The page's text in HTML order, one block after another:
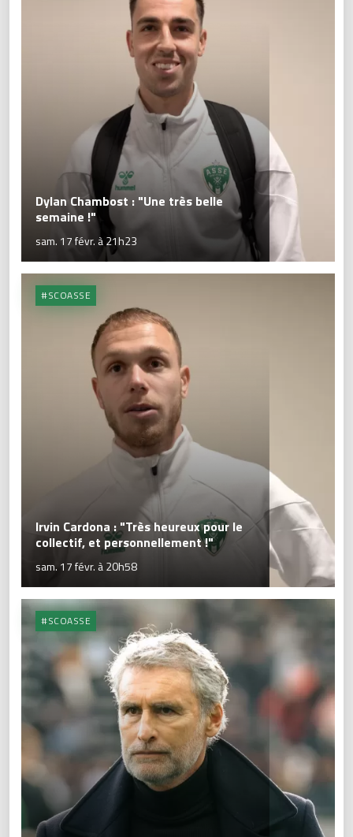
Dylan Chambost : "Une très belle
semaine !"
sam. 17 févr. à 21h23
#SCOASSE
Irvin Cardona : "Très heureux pour le
collectif, et personnellement !"
sam. 17 févr. à 20h58
#SCOASSE